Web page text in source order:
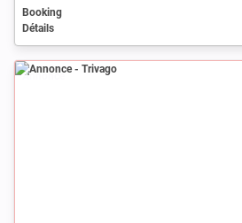
Booking
Détails
Annonce